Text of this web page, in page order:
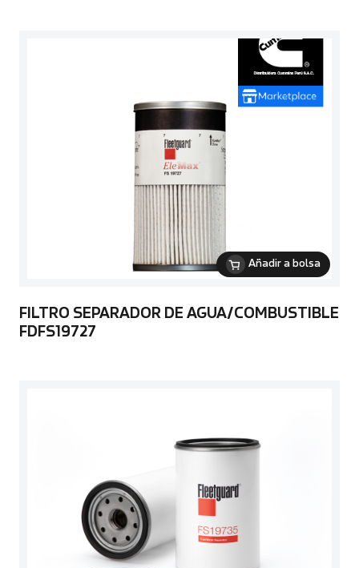
Añadir a bolsa
FILTRO SEPARADOR DE AGUA/COMBUSTIBLE
FDFS19727